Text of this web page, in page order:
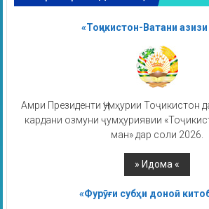
«Тоҷикистон-Ватани
Амри Президенти Ҷумҳурии Тоҷикистон
кардани озмуни ҷумҳуриявии
ман» дар соли 2026.
«Фурӯғи субҳи доноӣ